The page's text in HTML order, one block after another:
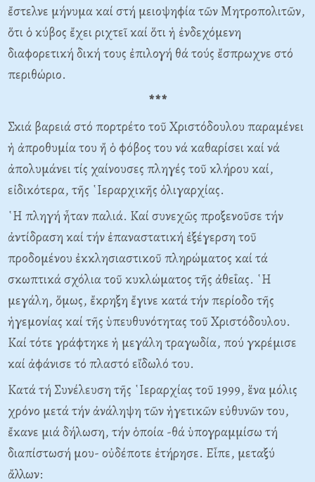
ἔστελνε μήνυμα καί στή μειοψηφία τῶν Μητροπολιτῶν,
ὅτι ὁ κύβος ἔχει ριχτεῖ καί ὅτι ἡ ἐνδεχόμενη
διαφορετική δική τους ἐπιλογή θά τούς ἔσπρωχνε στό
περιθώριο.
***
Σκιά βαρειά στό πορτρέτο τοῦ Χριστόδουλου παραμένει
ἡ ἀπροθυμία του ἤ ὁ φόβος του νά καθαρίσει καί νά
ἀπολυμάνει τίς χαίνουσες πληγές τοῦ κλήρου καί,
εἰδικότερα, τῆς ῾Ιεραρχικῆς ὀλιγαρχίας.
῾Η πληγή ἦταν παλιά. Καί συνεχῶς προξενοῦσε τήν
ἀντίδραση καί τήν ἐπαναστατική ἐξέγερση τοῦ
προδομένου ἐκκλησιαστικοῦ πληρώματος καί τά
σκωπτικά σχόλια τοῦ κυκλώματος τῆς ἀθεΐας. ῾Η
μεγάλη, ὅμως, ἔκρηξη ἔγινε κατά τήν περίοδο τῆς
ἡγεμονίας καί τῆς ὑπευθυνότητας τοῦ Χριστόδουλου.
Καί τότε γράφτηκε ἡ μεγάλη τραγωδία, πού γκρέμισε
καί ἀφάνισε τό πλαστό εἴδωλό του.
Κατά τή Συνέλευση τῆς ῾Ιεραρχίας τοῦ 1999, ἕνα μόλις
χρόνο μετά τήν ἀνάληψη τῶν ἡγετικῶν εὐθυνῶν του,
ἔκανε μιά δήλωση, τήν ὁποία -θά ὑπογραμμίσω τή
διαπίστωσή μου- οὐδέποτε ἐτήρησε. Εἶπε, μεταξύ
ἄλλων: